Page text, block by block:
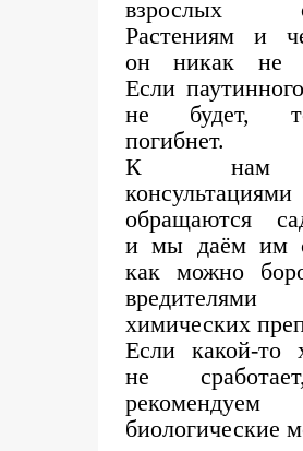
взрослых
Растениям и
он никак не
Если
не будет,
погибнет.
К нам
консультациями
обращаются
и мы даём им
как можно
химических
Если какой-то
не
рекомендуем
биологические